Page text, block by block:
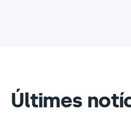
Últimes